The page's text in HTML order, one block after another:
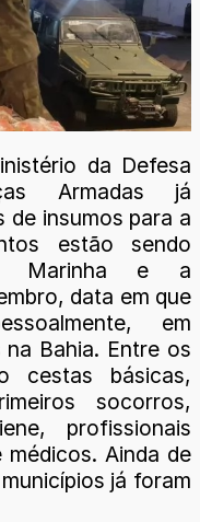
da Defesa
Armadas já
insumos para a
estão sendo
Marinha e a
data em que
em
Bahia. Entre os
cestas básicas,
socorros,
profissionais
Ainda de
já foram